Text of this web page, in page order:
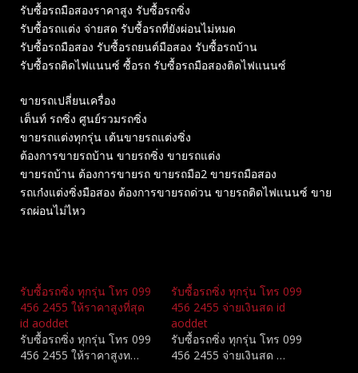
รับซื้อรถมือสองราคาสูง รับซื้อรถซิ่ง
รับซื้อรถแต่ง จ่ายสด รับซื้อรถที่ยังผ่อนไม่หมด
รับซื้อรถมือสอง รับซื้อรถยนต์มือสอง รับซื้อรถบ้าน
รับซื้อรถติดไฟแนนซ์ ซื้อรถ รับซื้อรถมือสองติดไฟแนนซ์
ขายรถเปลี่ยนเครื่อง
เต็นท์ รถซิ่ง ศูนย์รวมรถซิ่ง
ขายรถแต่งทุกรุ่น เต้นขายรถแต่งซิ่ง
ต้องการขายรถบ้าน ขายรถซิ่ง ขายรถแต่ง
ขายรถบ้าน ต้องการขายรถ ขายรถมือ2 ขายรถมือสอง
รถเก๋งแต่งซิ่งมือสอง ต้องการขายรถด่วน ขายรถติดไฟแนนซ์ ขาย
รถผ่อนไม่ไหว
รับซื้อรถซิ่ง ทุกรุ่น โทร 099
456 2455 ให้ราคาสูงที่สุด
id aoddet
รับซื้อรถซิ่ง ทุกรุ่น โทร 099
456 2455 ให้ราคาสูงท…
รับซื้อรถซิ่ง ทุกรุ่น โทร 099
456 2455 จ่ายเงินสด id
aoddet
รับซื้อรถซิ่ง ทุกรุ่น โทร 099
456 2455 จ่ายเงินสด …